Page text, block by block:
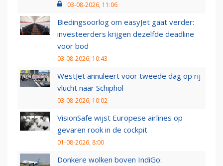
03-08-2026, 11:06
Biedingsoorlog om easyJet gaat verder:
investeerders krijgen dezelfde deadline
voor bod
03-08-2026, 10:43
WestJet annuleert voor tweede dag op rij
vlucht naar Schiphol
03-08-2026, 10:02
VisionSafe wijst Europese airlines op
gevaren rook in de cockpit
01-08-2026, 8:00
Donkere wolken boven IndiGo: